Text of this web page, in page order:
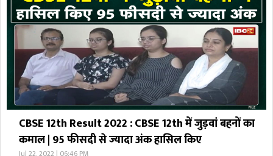
CBSE 12th Result 2022 : CBSE 12th में जुड़वां बहनों का
कमाल | 95 फीसदी से ज्यादा अंक हासिल किए